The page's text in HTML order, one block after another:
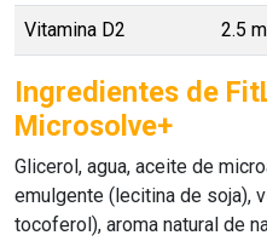
Vitamina D2 2.5
Ingredientes de
Microsolve+
Glicerol, agua, aceite de
emulgente (lecitina de soja),
tocoferol), aroma natural de